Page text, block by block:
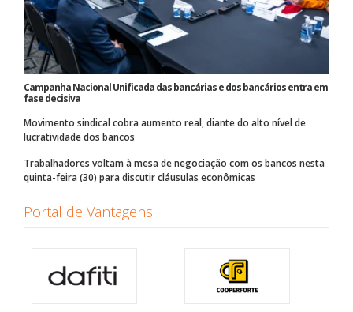
Campanha Nacional Unificada das bancárias e dos bancários entra em
fase decisiva
Movimento sindical cobra aumento real, diante do alto nível de
lucratividade dos bancos
Trabalhadores voltam à mesa de negociação com os bancos nesta
quinta-feira (30) para discutir cláusulas econômicas
Portal de Vantagens